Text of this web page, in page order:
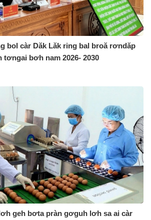
bol càr Dăk Lăk ring bal broă rơndăp
bơh nam 2026- 2030
geh bơta pràn gơguh lơh sa ai càr